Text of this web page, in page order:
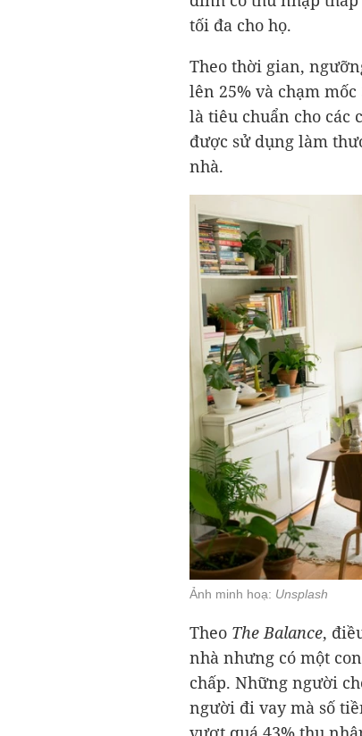
tối đa cho họ.
Theo thời gian,
lên 25% và chạm
là tiêu chuẩn cho các
được sử dụng làm
nhà.
Ảnh minh hoạ: Unsplash
Theo The Balance,
nhà nhưng có một
chấp. Những người
người đi vay mà số